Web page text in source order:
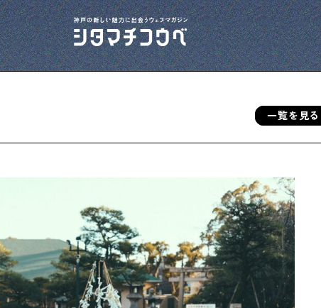
下町の店≒家
下町ならではの家みたいな店を紹介する記事
です
一覧を見る